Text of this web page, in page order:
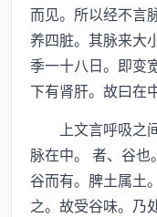
而见。所以经不言
养四脏。其脉来大
季一十八日。即变
下有肾肝。故曰在
上文言呼吸之间
脉在中。 者、谷
谷而有。脾土属土
之。故受谷味。乃